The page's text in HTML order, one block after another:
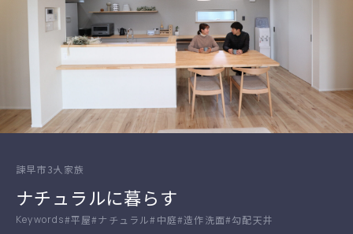
諫早市3人家族
ナチュラルに暮らす
#平屋#ナチュラル#中庭#造作洗面#勾配天井